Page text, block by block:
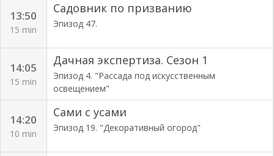
13:50
15 min
Садовник по призванию
Эпизод 47.
14:05
15 min
Дачная экспертиза. Сезон 1
Эпизод 4. "Рассада под искусственным
освещением"
14:20
10 min
Сами с усами
Эпизод 19. "Декоративный огород"